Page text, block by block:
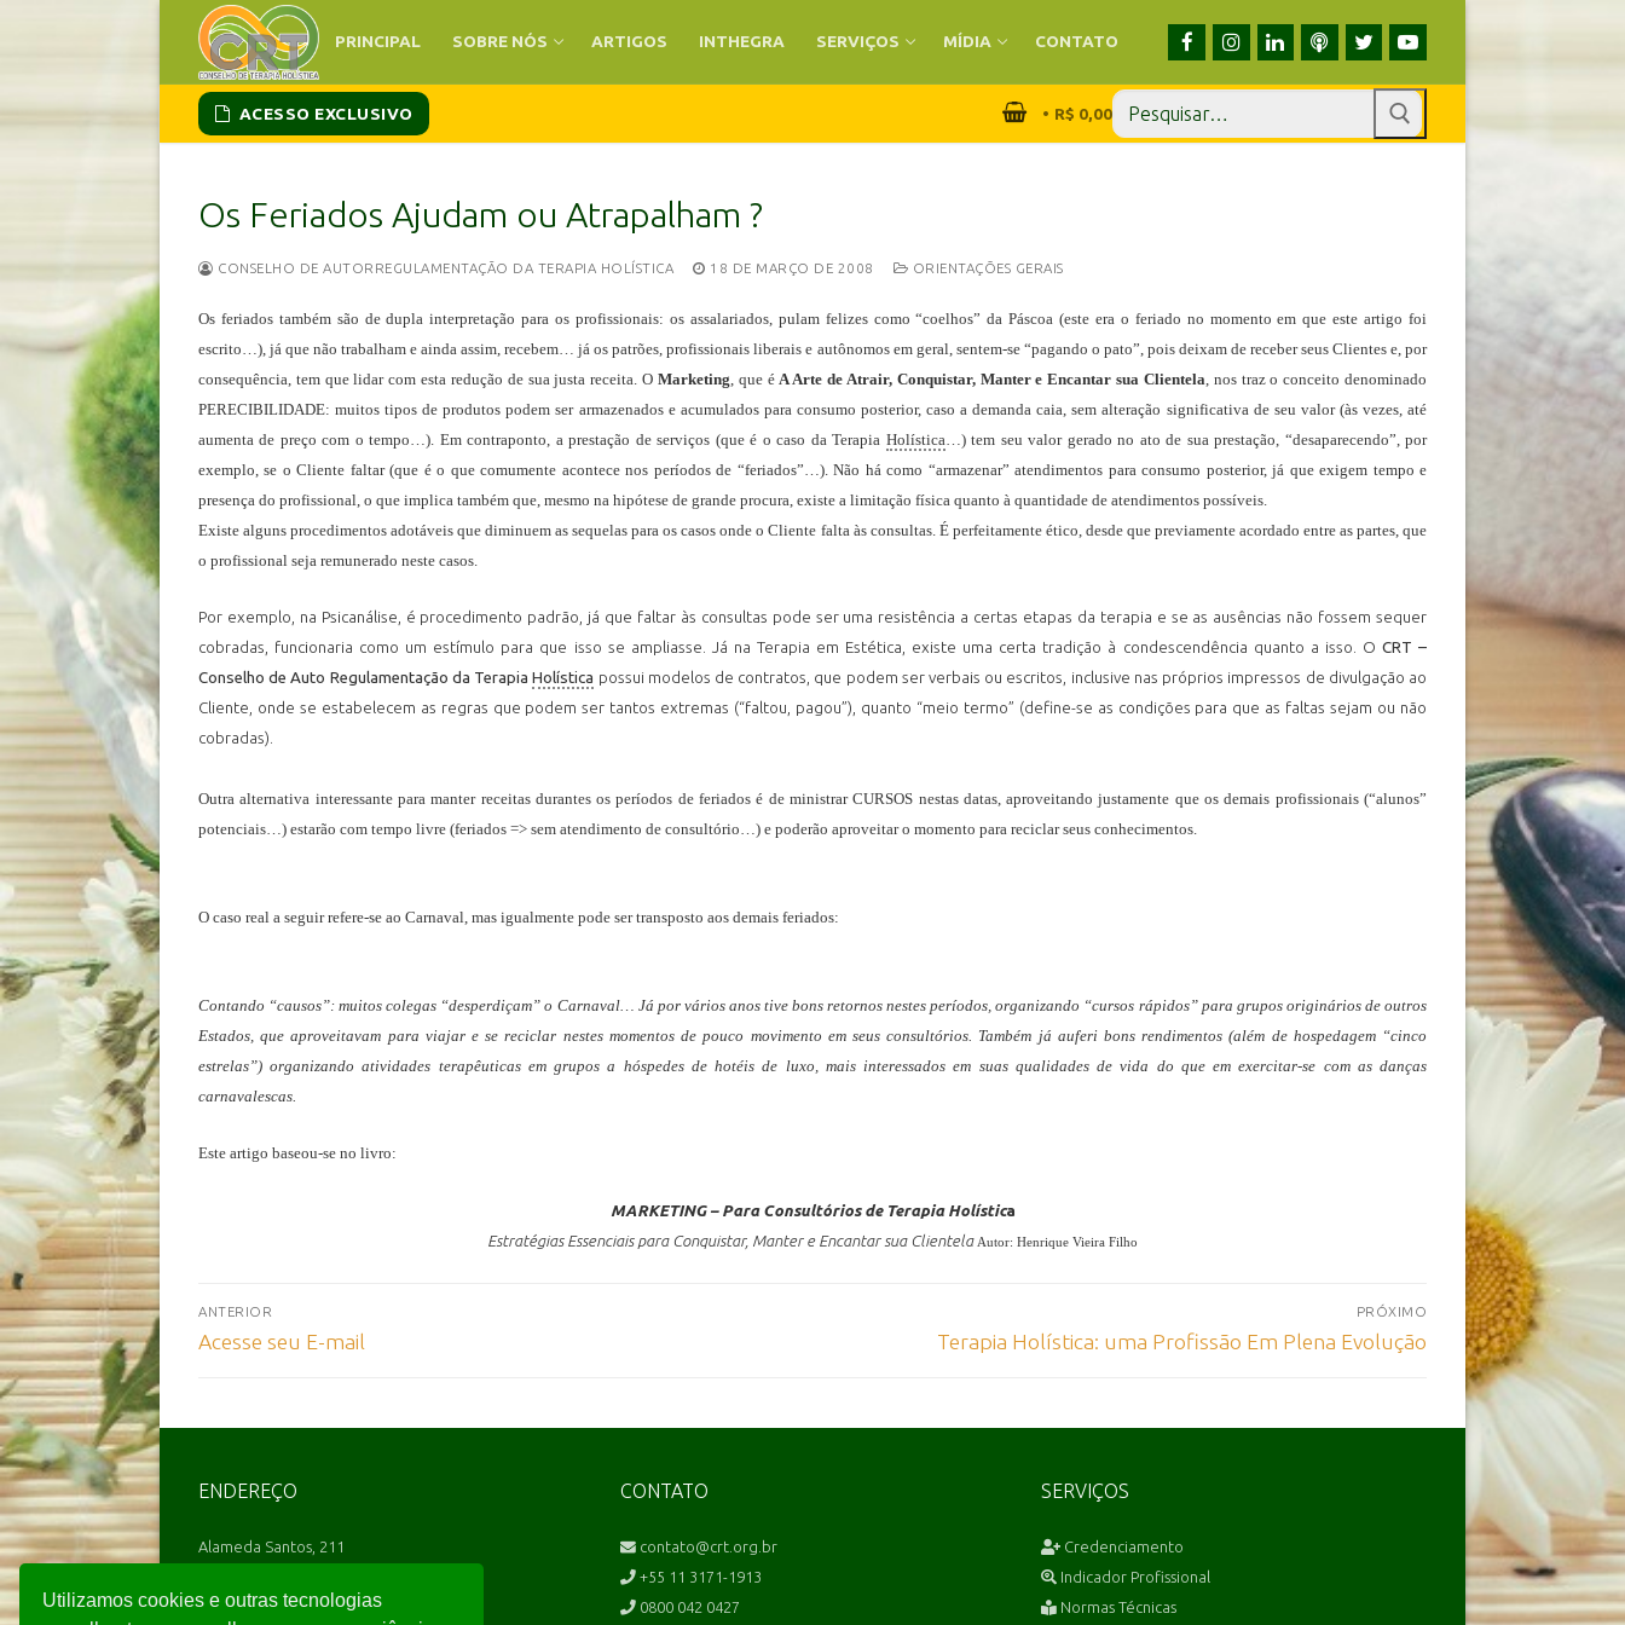
PRINCIPAL SOBRE NÓS ARTIGOS INTHEGRA SERVIÇOS MÍDIA CONTATO
ACESSO EXCLUSIVO • R$ 0,00
Os Feriados Ajudam ou Atrapalham ?
CONSELHO DE AUTORREGULAMENTAÇÃO DA TERAPIA HOLÍSTICA 18 DE MARÇO DE 2008 ORIENTAÇÕES GERAIS
Os feriados também são de dupla interpretação para os profissionais: os assalariados, pulam felizes como “coelhos” da Páscoa (este era o feriado no momento em que este artigo foi
escrito…), já que não trabalham e ainda assim, recebem… já os patrões, profissionais liberais e autônomos em geral, sentem-se “pagando o pato”, pois deixam de receber seus Clientes e, por
consequência, tem que lidar com esta redução de sua justa receita.O Marketing , que é A Arte de Atrair, Conquistar, Manter e Encantar sua Clientela , nos traz o conceito denominado
PERECIBILIDADE: muitos tipos de produtos podem ser armazenados e acumulados para consumo posterior, caso a demanda caia, sem alteração significativa de seu valor (às vezes, até
aumenta de preço com o tempo…). Em contraponto, a prestação de serviços (que é o caso da Terapia Holística …) tem seu valor gerado no ato de sua prestação, “desaparecendo”, por
exemplo, se o Cliente faltar (que é o que comumente acontece nos períodos de “feriados”…). Não há como “armazenar” atendimentos para consumo posterior, já que exigem tempo e
presença do profissional, o que implica também que, mesmo na hipótese de grande procura, existe a limitação física quanto à quantidade de atendimentos possíveis.
Existe alguns procedimentos adotáveis que diminuem as sequelas para os casos onde o Cliente falta às consultas. É perfeitamente ético, desde que previamente acordado entre as partes, que
o profissional seja remunerado neste casos.
Por exemplo, na Psicanálise, é procedimento padrão, já que faltar às consultas pode ser uma resistência a certas etapas da terapia e se as ausências não fossem sequer
cobradas, funcionaria como um estímulo para que isso se ampliasse. Já na Terapia em Estética, existe uma certa tradição à condescendência quanto a isso. O CRT –
Conselho de Auto Regulamentação da TerapiaHolística possui modelos de contratos, que podem ser verbais ou escritos, inclusive nas próprios impressos de divulgação ao
Cliente, onde se estabelecem as regras que podem ser tantos extremas (“faltou, pagou”), quanto “meio termo” (define-se as condições para que as faltas sejam ou não
cobradas).
Outra alternativa interessante para manter receitas durantes os períodos de feriados é de ministrar CURSOS nestas datas, aproveitando justamente que os demais profissionais (“alunos”
potenciais…) estarão com tempo livre (feriados => sem atendimento de consultório…) e poderão aproveitar o momento para reciclar seus conhecimentos.
O caso real a seguir refere-se ao Carnaval, mas igualmente pode ser transposto aos demais feriados:
Contando “causos”: muitos colegas “desperdiçam” o Carnaval… Já por vários anos tive bons retornos nestes períodos, organizando “cursos rápidos” para grupos originários de outros
Estados, que aproveitavam para viajar e se reciclar nestes momentos de pouco movimento em seus consultórios. Também já auferi bons rendimentos (além de hospedagem “cinco
estrelas”) organizando atividades terapêuticas em grupos a hóspedes de hotéis de luxo, mais interessados em suas qualidades de vida do que em exercitar-se com as danças
carnavalescas.
Este artigo baseou-se no livro:
MARKETING – Para Consultórios de Terapia Holística
Estratégias Essenciais para Conquistar, Manter e Encantar sua Clientela Autor: Henrique Vieira Filho
ANTERIOR
Acesse seu E-mail
PRÓXIMO
Terapia Holística: uma Profissão Em Plena Evolução
ENDEREÇO
Alameda Santos, 211
Cerqueira César
CONTATO
contato@crt.org.br
+55 11 3171-1913
0800 042 0427
SERVIÇOS
Credenciamento
Indicador Profissional
Normas Técnicas
Utilizamos cookies e outras tecnologias